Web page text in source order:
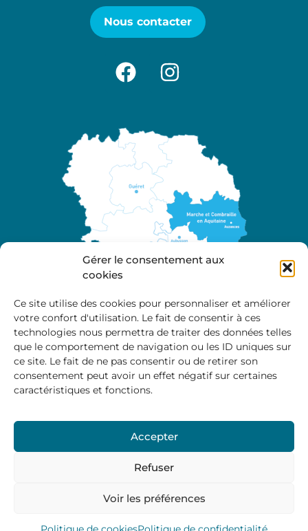
Gérer le consentement aux
cookies
Ce site utilise des cookies pour personnaliser et améliorer
votre confort d'utilisation. Le fait de consentir à ces
technologies nous permettra de traiter des données telles
que le comportement de navigation ou les ID uniques sur
ce site. Le fait de ne pas consentir ou de retirer son
consentement peut avoir un effet négatif sur certaines
caractéristiques et fonctions.
Accepter
Refuser
Voir les préférences
Nous contacter
A propos
Site officiel de la Communauté de Communes
Marche et Combraille en Aquitaine
Horaires d’ouverture :
9:00 – 12:00 / 14:00 – 17:00
Vendredi: 9:00 – 12:00
Mentions Légales–Politique des cookies
Marche et Combraille